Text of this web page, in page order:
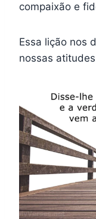
compaixão e
Essa lição nos
nossas